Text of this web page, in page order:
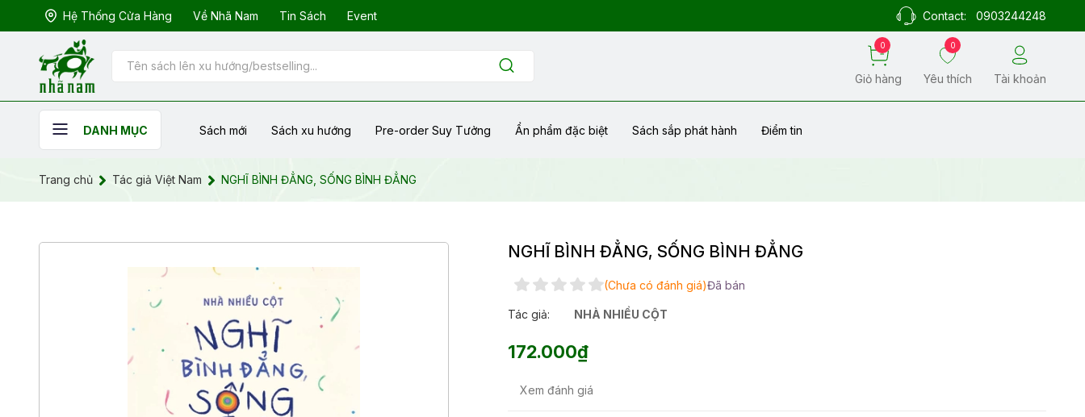
Hệ Thống Cửa Hàng Về Nhã Nam Tin Sách Event Contact: 0903244248
0
Giỏ hàng
0
Yêu thích Tài khoản
DANH MỤC Sách mới Sách xu hướng Pre-order Suy Tưởng Ẩn phẩm đặc biệt Sách sắp phát hành Điểm tin
Trang chủ Tác giả Việt Nam NGHĨ BÌNH ĐẲNG, SỐNG BÌNH ĐẲNG
NGHĨ BÌNH ĐẲNG, SỐNG BÌNH ĐẲNG
(Chưa có đánh giá)Đã bán
Tác giả: NHÀ NHIỀU CỘT
172.000₫
Xem đánh giá